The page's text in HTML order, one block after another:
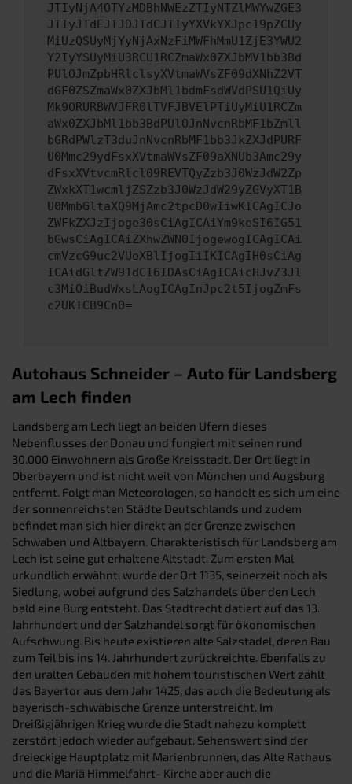
JTIyNjA4OTYzMDBhNWEzZTIyNTZlMWYwZGE3
JTIyJTdEJTJDJTdCJTIyYXVkYXJpc19pZCUy
MiUzQSUyMjYyNjAxNzFiMWFhMmU1ZjE3YWU2
Y2IyYSUyMiU3RCU1RCZmaWx0ZXJbMV1bb3Bd
PUlOJmZpbHRlclsyXVtmaWVsZF09dXNhZ2VT
dGF0ZSZmaWx0ZXJbMl1bdmFsdWVdPSU1QiUy
Mk9ORURBWVJFR0lTVFJBVElPTiUyMiU1RCZm
aWx0ZXJbMl1bb3BdPUlOJnNvcnRbMF1bZmll
bGRdPWlzT3duJnNvcnRbMF1bb3JkZXJdPURF
U0Mmc29ydFsxXVtmaWVsZF09aXNUb3Amc29y
dFsxXVtvcmRlcl09REVTQyZzb3J0WzJdW2Zp
ZWxkXT1wcmljZSZzb3J0WzJdW29yZGVyXT1B
U0MmbGltaXQ9MjAmc2tpcD0wIiwKICAgICJo
ZWFkZXJzIjoge30sCiAgICAiYm9keSI6IG51
bGwsCiAgICAiZXhwZWN0IjogewogICAgICAi
cmVzcG9uc2VUeXBlIjogIiIKICAgIH0sCiAg
ICAidGltZW91dCI6IDAsCiAgICAicHJvZ3Jl
c3MiOiBudWxsLAogICAgInJpc2t5IjogZmFs
c2UKICB9Cn0=
Autohaus Schneider – Auto für Landsberg
am Lech finden
Landsberg am Lech liegt an beiden Ufern dieses
Nebenflusses der Donau und fungiert mit seinen rund
30.000 Einwohnern als Große Kreisstadt. Der Ort liegt in
Oberbayern und ist nicht weit von München und Augsburg
entfernt. Folgt man Meteorologen, so handelt es sich um eine
der sonnenreichsten Städte Deutschlands und zudem
befindet man sich hier direkt an der Grenze zwischen
Schwaben und Altbayern. Charakteristisch für Landsberg am
Lech ist seine gut erhaltene Altstadt. Zum ersten Mal
urkundlich erwähnt, wurde der Ort 1135, seinerzeit noch als
Siedlung, wobei aufgrund des Salzhandels über den Lech
bald eine Burg entsteht. Das Stadtrecht datiert auf das 13.
Jahrhundert und der Salzhandel sorgt für ökonomischen
Aufschwung. Bis heute existieren alte Salzstadel, deren Bau
zum Teil bis ins 14. Jahrhundert zurückreichte. Ebenfalls zu
den uralten Gebäuden mit hohem touristischen Wert zählt
das Bayertor aus dem Jahr 1425, das auch die Bedeutung als
bayerisch-schwäbische Grenze unterstreicht. Im
Dreißigjährigen Krieg wurde die Stadt nahezu komplett
zerstört jedoch wieder aufgebaut. Sehenswert sind der
dreieckige Hauptplatz mit Marienbrunnen, das Alte Rathaus
und die Mariä Himmelfahrt- Kirche aber auch die